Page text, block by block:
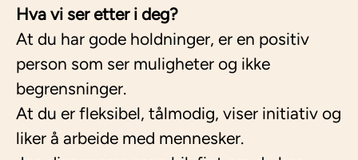
Hva vi ser etter i deg?
At du har gode holdninger, er en positiv
person som ser muligheter og ikke
begrensninger.
At du er fleksibel, tålmodig, viser initiativ og
liker å arbeide med mennesker.